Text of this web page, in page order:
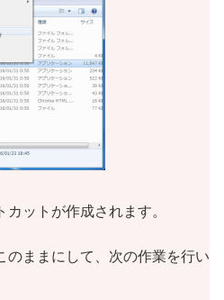
カットが作成されます。
のままにして、次の作業を行い